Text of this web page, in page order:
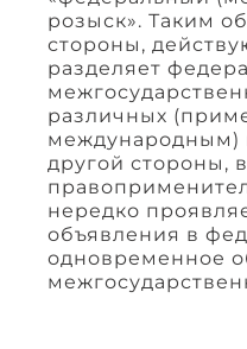
розыск». Таким
стороны,
разделяет
различных
международным)
другой стороны, в
нередко
объявления в
одновременное